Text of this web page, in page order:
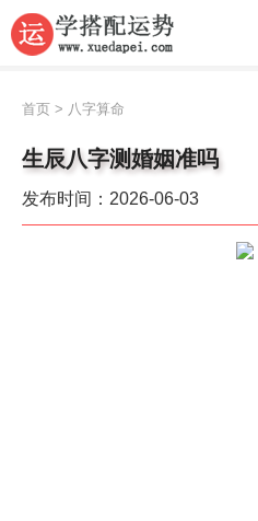
生肖运势
首页 > 八字算命
生辰八字测婚姻准吗
发布时间：2026-06-03